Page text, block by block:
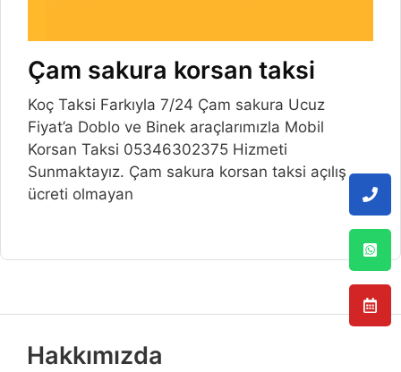
Çam sakura korsan taksi
Koç Taksi Farkıyla 7/24 Çam sakura Ucuz
Fiyat’a Doblo ve Binek araçlarımızla Mobil
Korsan Taksi 05346302375 Hizmeti
Sunmaktayız. Çam sakura korsan taksi açılış
ücreti olmayan
Hakkımızda